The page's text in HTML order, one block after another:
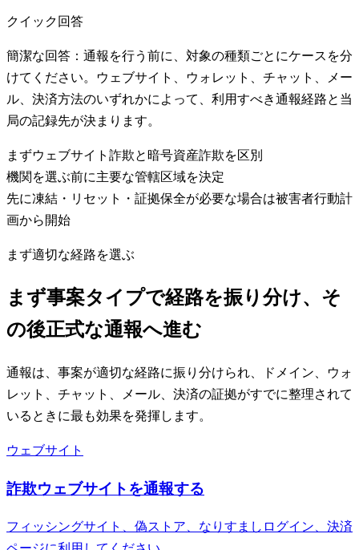
クイック回答
簡潔な回答：通報を行う前に、対象の種類ごとにケースを分
けてください。ウェブサイト、ウォレット、チャット、メー
ル、決済方法のいずれかによって、利用すべき通報経路と当
局の記録先が決まります。
まずウェブサイト詐欺と暗号資産詐欺を区別
機関を選ぶ前に主要な管轄区域を決定
先に凍結・リセット・証拠保全が必要な場合は被害者行動計
画から開始
まず適切な経路を選ぶ
まず事案タイプで経路を振り分け、そ
の後正式な通報へ進む
通報は、事案が適切な経路に振り分けられ、ドメイン、ウォ
レット、チャット、メール、決済の証拠がすでに整理されて
いるときに最も効果を発揮します。
ウェブサイト
詐欺ウェブサイトを通報する
フィッシングサイト、偽ストア、なりすましログイン、決済